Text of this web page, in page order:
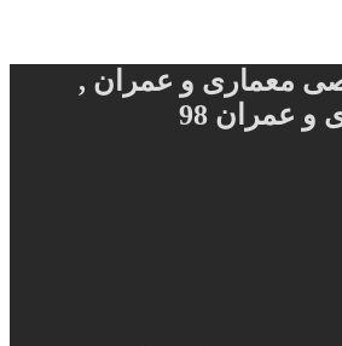
معماری و عمران ,
عمران 98